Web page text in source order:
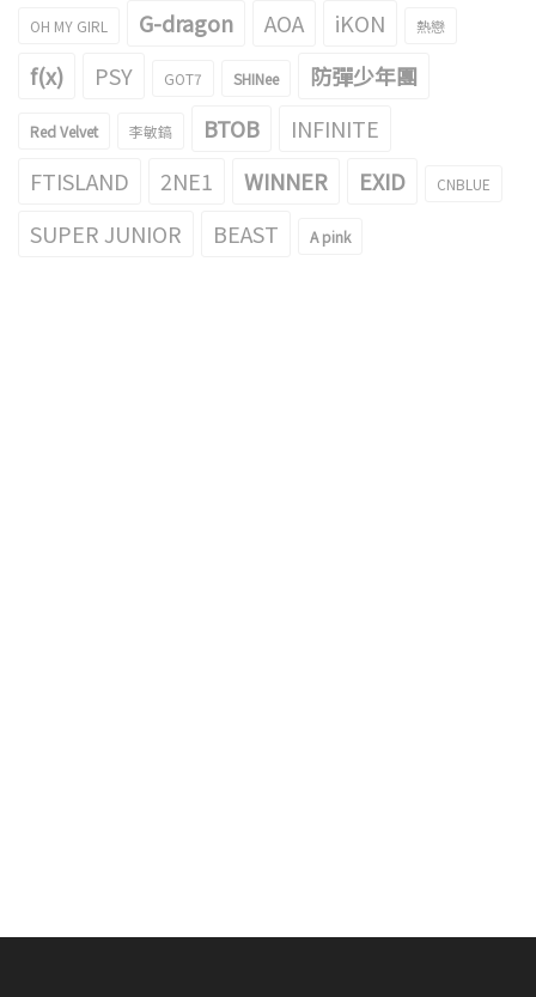
OH MY GIRL G-dragon AOA iKON 熱戀
f(x) PSY GOT7 SHINee 防彈少年團
Red Velvet 李敏鎬 BTOB
INFINITE
FTISLAND
2NE1 WINNER EXID CNBLUE
SUPER JUNIOR BEAST A pink